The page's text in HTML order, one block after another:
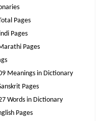
Pages
Pages
Pages
Meanings in Dictionary
Pages
Words in Dictionary
Pages